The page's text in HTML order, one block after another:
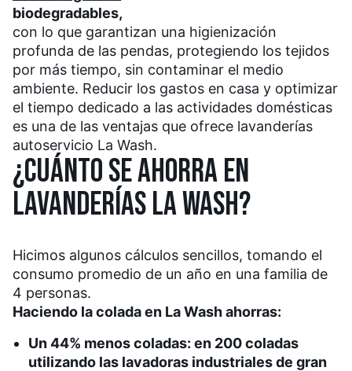
biodegradables,
con lo que garantizan una higienización
profunda de las pendas, protegiendo los tejidos
por más tiempo, sin contaminar el medio
ambiente. Reducir los gastos en casa y optimizar
el tiempo dedicado a las actividades domésticas
es una de las ventajas que ofrece lavanderías
autoservicio La Wash.
¿CUÁNTO SE AHORRA EN
LAVANDERÍAS LA WASH?
Hicimos algunos cálculos sencillos, tomando el
consumo promedio de un año en una familia de
4 personas.
Haciendo la colada en La Wash ahorras:
Un 44% menos coladas: en 200 coladas
utilizando las lavadoras industriales de gran